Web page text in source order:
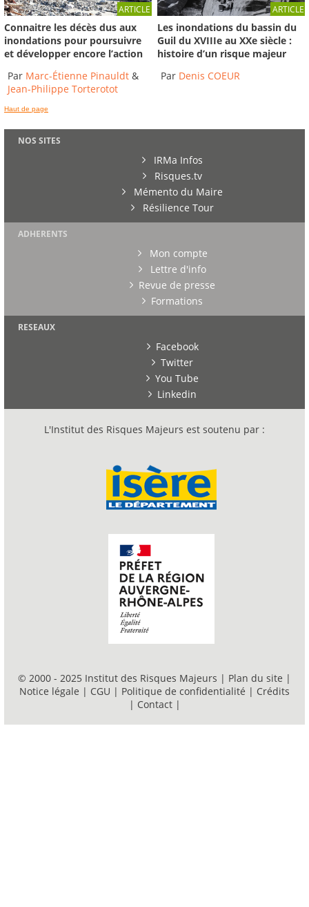
ARTICLE
Connaitre les décès dus aux
inondations pour poursuivre
et développer encore l’action
Par Marc-Étienne Pinauldt &
Jean-Philippe Torterotot
ARTICLE
Les inondations du bassin du
Guil du XVIIIe au XXe siècle :
histoire d’un risque majeur
Par Denis COEUR
Haut de page
NOS SITES
IRMa Infos
Risques.tv
Mémento du Maire
Résilience Tour
ADHERENTS
Mon compte
Lettre d'info
Revue de presse
Formations
RESEAUX
Facebook
Twitter
You Tube
Linkedin
L'Institut des Risques Majeurs est soutenu par :
© 2000 - 2025 Institut des Risques Majeurs | Plan du site |
Notice légale | CGU | Politique de confidentialité | Crédits
| Contact |